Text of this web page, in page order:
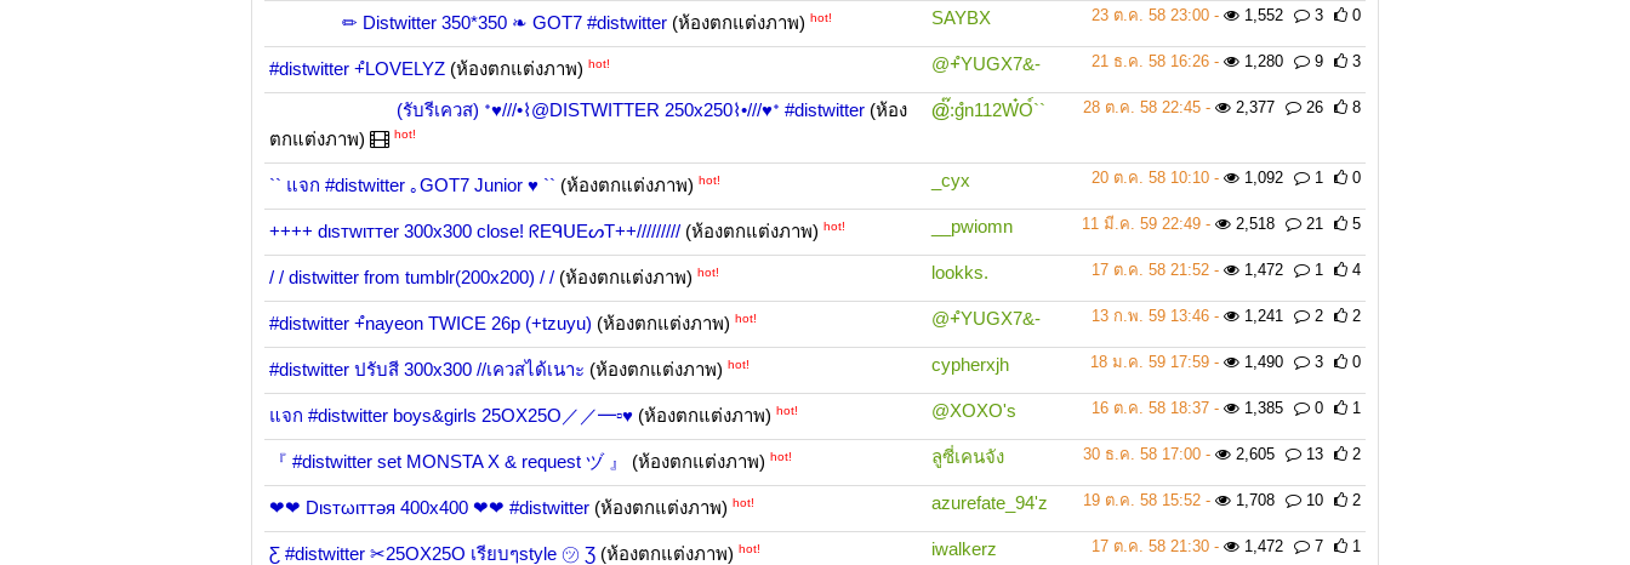
✏ Distwitter 350*350 ❧ GOT7 #distwitter (ห้องตกแต่งภาพ) hot! SAYBX 23 ต.ค. 58 23:00 - 1,552 3 0
#distwitter +ํLOVELYZ (ห้องตกแต่งภาพ) hot! @+ํYUGX7&- 21 ธ.ค. 58 16:26 - 1,280 9 3
(รับรีเควส) ᐩ♥///•⌇@DISTWITTER 250x250⌇•///♥ᐩ #distwitter (ห้อง
ตกแต่งภาพ)
hot!
@๊:gํn112W๋O์`` 28 ต.ค. 58 22:45 - 2,377 26 8
`` แจก #distwitter ｡GOT7 Junior ♥ `` (ห้องตกแต่งภาพ) hot! _cyx 20 ต.ค. 58 10:10 - 1,092 1 0
++++ dιѕтwιттer 300x300 close! ᖇEᑫᑌEᔕT++///////// (ห้องตกแต่งภาพ) hot! __pwiomn 11 มี.ค. 59 22:49 - 2,518 21 5
/ / distwitter from tumblr(200x200) / / (ห้องตกแต่งภาพ) hot! lookks. 17 ต.ค. 58 21:52 - 1,472 1 4
#distwitter +ํnayeon TWICE 26p (+tzuyu) (ห้องตกแต่งภาพ) hot! @+ํYUGX7&- 13 ก.พ. 59 13:46 - 1,241 2 2
#distwitter ปรับสี 300x300 //เควสได้เนาะ (ห้องตกแต่งภาพ) hot! cypherxjh 18 ม.ค. 59 17:59 - 1,490 3 0
แจก #distwitter boys&girls 25OX25O／／━▫♥ (ห้องตกแต่งภาพ) hot! @XOXO's 16 ต.ค. 58 18:37 - 1,385 0 1
『 #distwitter set MONSTA X & request ヅ 』 (ห้องตกแต่งภาพ) hot! ลูซี่เคนจัง 30 ธ.ค. 58 17:00 - 2,605 13 2
❤❤ Dιѕтωιттәя 400x400 ❤❤ #distwitter (ห้องตกแต่งภาพ) hot! azurefate_94'z 19 ต.ค. 58 15:52 - 1,708 10 2
Ƹ #distwitter ✂25OX25O เรียบๆstyle ㋡ Ʒ (ห้องตกแต่งภาพ) hot! iwalkerz 17 ต.ค. 58 21:30 - 1,472 7 1